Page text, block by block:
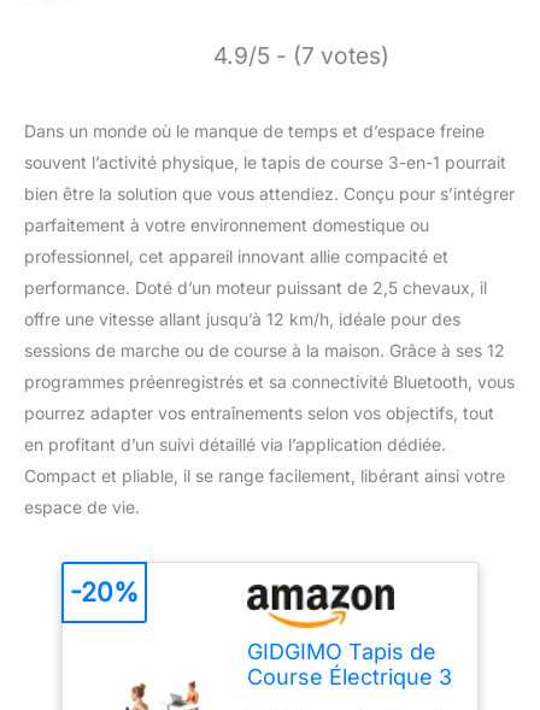
4.9/5 - (7 votes)
Dans un monde où le manque de temps et d’espace freine
souvent l’activité physique, le tapis de course 3-en-1 pourrait
bien être la solution que vous attendiez. Conçu pour s’intégrer
parfaitement à votre environnement domestique ou
professionnel, cet appareil innovant allie compacité et
performance. Doté d’un moteur puissant de 2,5 chevaux, il
offre une vitesse allant jusqu’à 12 km/h, idéale pour des
sessions de marche ou de course à la maison. Grâce à ses 12
programmes préenregistrés et sa connectivité Bluetooth, vous
pourrez adapter vos entraînements selon vos objectifs, tout
en profitant d’un suivi détaillé via l’application dédiée.
Compact et pliable, il se range facilement, libérant ainsi votre
espace de vie.
GIDGIMO Tapis de
Course Électrique 3
-20%